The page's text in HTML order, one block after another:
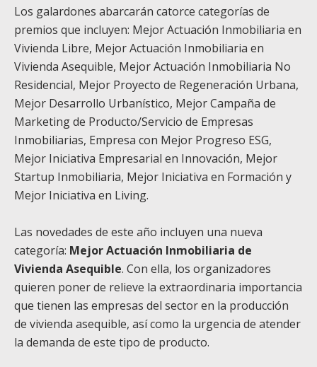
Los galardones abarcarán catorce categorías de
premios que incluyen: Mejor Actuación Inmobiliaria en
Vivienda Libre, Mejor Actuación Inmobiliaria en
Vivienda Asequible, Mejor Actuación Inmobiliaria No
Residencial, Mejor Proyecto de Regeneración Urbana,
Mejor Desarrollo Urbanístico, Mejor Campaña de
Marketing de Producto/Servicio de Empresas
Inmobiliarias, Empresa con Mejor Progreso ESG,
Mejor Iniciativa Empresarial en Innovación, Mejor
Startup Inmobiliaria, Mejor Iniciativa en Formación y
Mejor Iniciativa en Living.
Las novedades de este año incluyen una nueva
categoría: Mejor Actuación Inmobiliaria de
Vivienda Asequible. Con ella, los organizadores
quieren poner de relieve la extraordinaria importancia
que tienen las empresas del sector en la producción
de vivienda asequible, así como la urgencia de atender
la demanda de este tipo de producto.